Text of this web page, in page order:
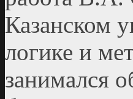
Казанском
логике и
занимался